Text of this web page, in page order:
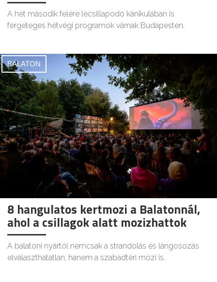
A hét második felére lecsillapodó kánikulában is
fergeteges hétvégi programok várnak Budapesten.
BALATON
8 hangulatos kertmozi a Balatonnál,
ahol a csillagok alatt mozizhattok
A balatoni nyártól nemcsak a strandolás és lángosozás
elválaszthatatlan, hanem a szabadtéri mozi is.